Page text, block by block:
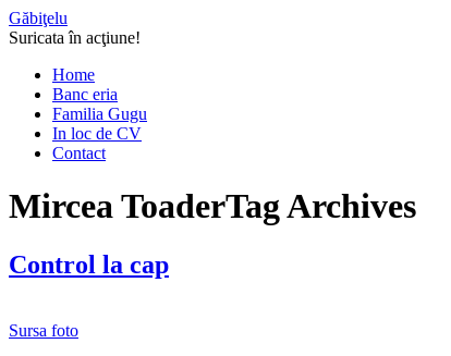
Găbiţelu
Suricata în acţiune!
Home
Banc eria
Familia Gugu
In loc de CV
Contact
Mircea ToaderTag Archives
Control la cap
Sursa foto